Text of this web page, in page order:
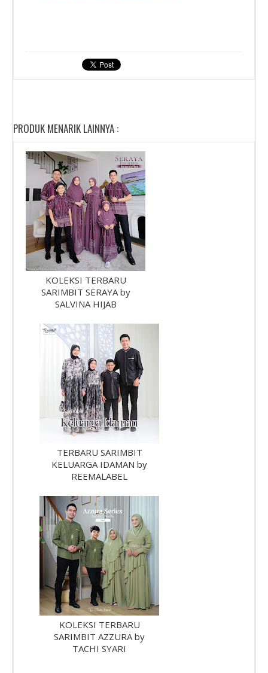
PRODUK MENARIK LAINNYA :
KOLEKSI TERBARU
SARIMBIT SERAYA by
SALVINA HIJAB
TERBARU SARIMBIT
KELUARGA IDAMAN by
REEMALABEL
KOLEKSI TERBARU
SARIMBIT AZZURA by
TACHI SYARI